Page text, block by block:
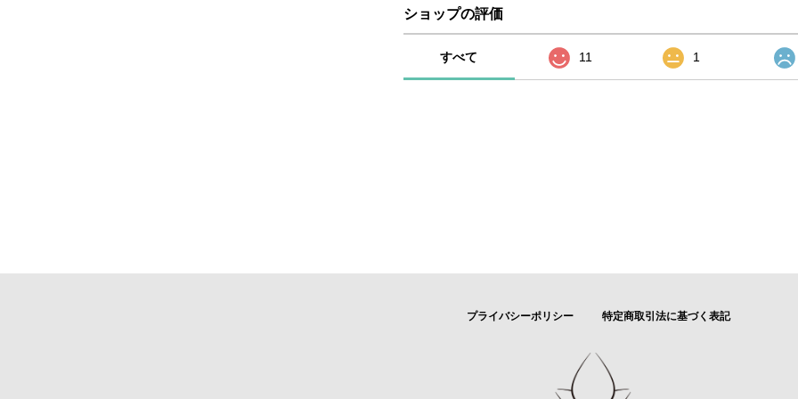
ショップの評価
すべて 11 1
プライバシーポリシー 特定商取引法に基づく表記